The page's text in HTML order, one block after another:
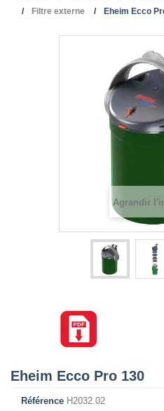
Filtre externe
Eheim Ecco
Agrandir
Eheim Ecco Pro 130
Référence H2032.02